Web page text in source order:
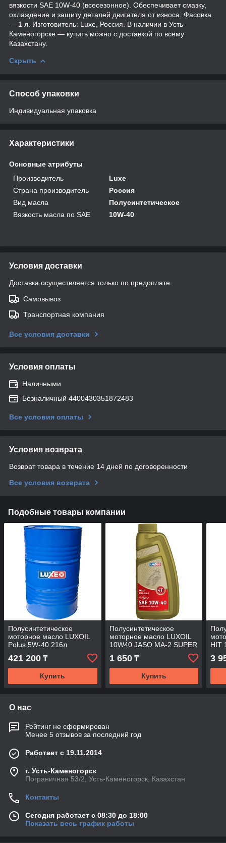
вязкости SAE 10W-40 (всесезонное). Обеспечивает смазку,
охлаждение и защиту деталей двигателя от износа. Фасовка
— 1 л. Изготовитель: Luxe, Россия. В наличии в Усть-
Каменогорске — купить можно с доставкой по всему
Казахстану.
Скрыть
Способ упаковки
Индивидуальная упаковка
Характеристики
Основные атрибуты
Производитель
Luxe
Страна производитель
Россия
Вид масла
Полусинтетическое
Вязкость масла по SAE
10W-40
Условия доставки
Доставка осуществляется только по предоплате.
Самовывоз
Транспортная компания
Все условия доставки
Условия оплаты
Наличными
Безналичный 4400430351872483
Все условия оплаты
Условия возврата
Возврат товара в течение 14 дней по договоренности
Все условия возврата
Подобные товары компании
Полусинтетическое
моторное масло LUXOIL
Polus 5W-40 216л
421 200 ₸
Купить
Полусинтетическое
моторное масло LUXOIL
10W40 JASO MA-2 SUPER
1 650₸
Купить
HIT
3
О нас
Рейтинг не сформирован
Менее 5 отзывов за последний год
Работает с 19.11.2014
г. Усть-Каменогорск
Пограничная 53/2, Усть-Каменогорск, Казахстан
Контакты
Сегодня работает с 08:30 до 18:00
Показать весь график работы